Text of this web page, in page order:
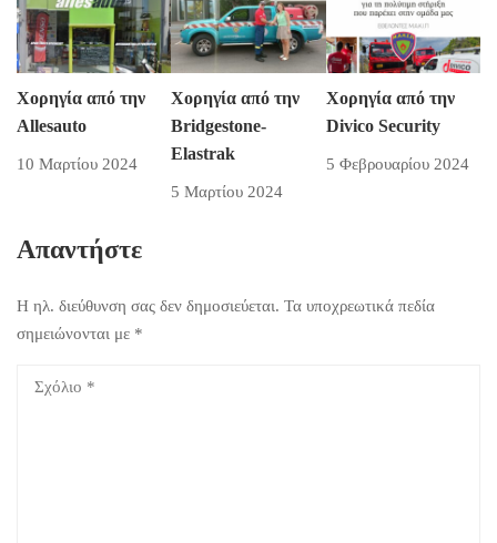
Χορηγία από την
Allesauto
10 Μαρτίου 2024
Χορηγία από την
Bridgestone-
Elastrak
5 Μαρτίου 2024
Χορηγία από την
Divico Security
5 Φεβρουαρίου 2024
Απαντήστε
Η ηλ. διεύθυνση σας δεν δημοσιεύεται. Τα υποχρεωτικά πεδία
σημειώνονται με *